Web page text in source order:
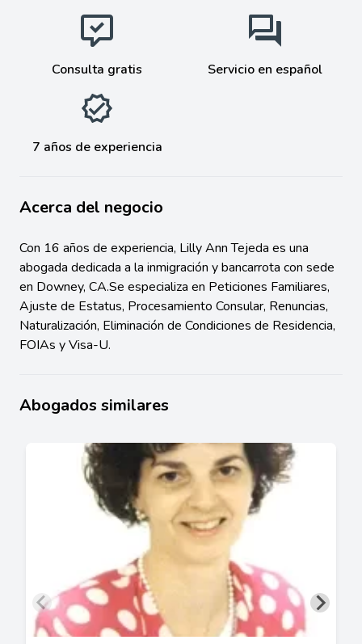
Consulta gratis Servicio en español
7 años de experiencia
Acerca del negocio
Con 16 años de experiencia, Lilly Ann Tejeda es una
abogada dedicada a la inmigración y bancarrota con sede
en Downey, CA.Se especializa en Peticiones Familiares,
Ajuste de Estatus, Procesamiento Consular, Renuncias,
Naturalización, Eliminación de Condiciones de Residencia,
FOIAs y Visa-U.
Abogados similares